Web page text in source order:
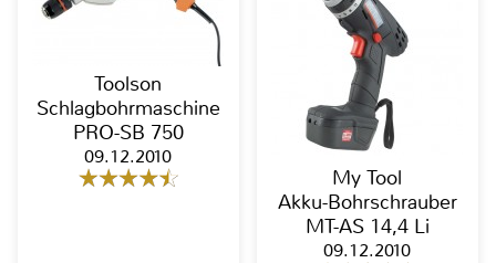
Toolson
Schlagbohrmaschine
PRO-SB 750
09.12.2010
My Tool
Akku-Bohrschrauber
MT-AS 14,4 Li
09.12.2010